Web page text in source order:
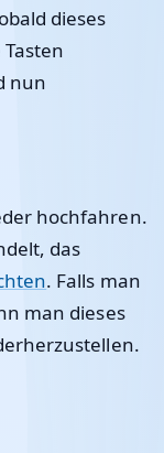
dieses
nun
hochfahren.
das
. Falls man
man dieses